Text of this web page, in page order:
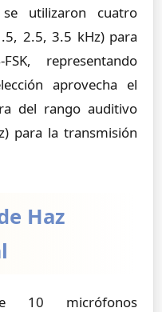
utilizaron cuatro
2.5, 3.5 kHz) para
representando
aprovecha el
del rango auditivo
para la transmisión
Haz
10 micrófonos